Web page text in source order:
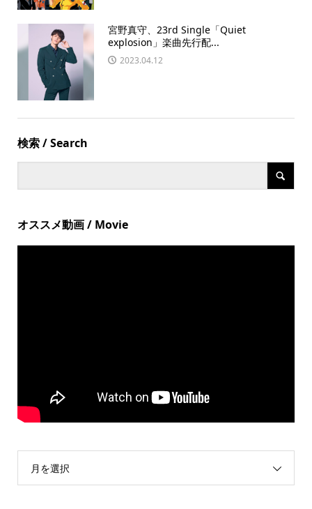
宮野真守、23rd Single「Quiet
explosion」楽曲先行配...
2023.04.12
検索 / Search
オススメ動画 / Movie
月を選択